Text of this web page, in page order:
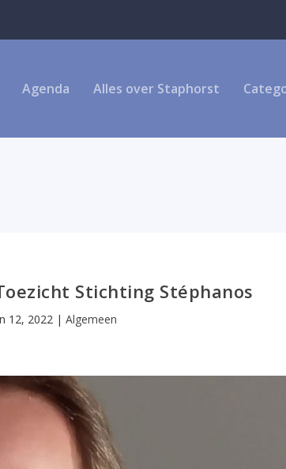
Agenda Alles over Staphorst
Stichting Stéphanos
12, 2022| Algemeen